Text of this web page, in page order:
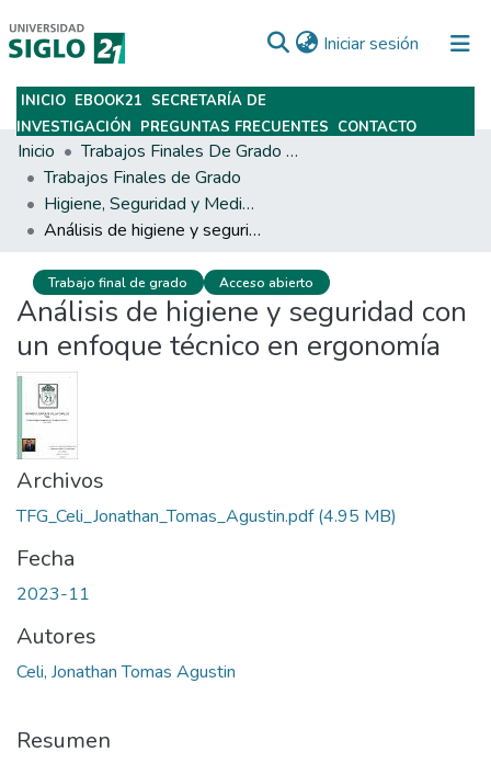
Iniciar sesión (current)
Subir
INICIO EBOOK21 SECRETARÍA DE
INVESTIGACIÓN PREGUNTAS FRECUENTES CONTACTO
Inicio
Trabajos Finales De Grado Y Posgrado
Trabajos Finales de Grado
Higiene, Seguridad y Medio Ambiente del Trabajo
Análisis de higiene y seguridad con un enfoque técnico en ergonomía
Trabajo final de grado Acceso abierto
Análisis de higiene y seguridad con
un enfoque técnico en ergonomía
Archivos
TFG_Celi_Jonathan_Tomas_Agustin.pdf(4.95 MB)
Fecha
2023-11
Autores
Celi, Jonathan Tomas Agustin
Resumen